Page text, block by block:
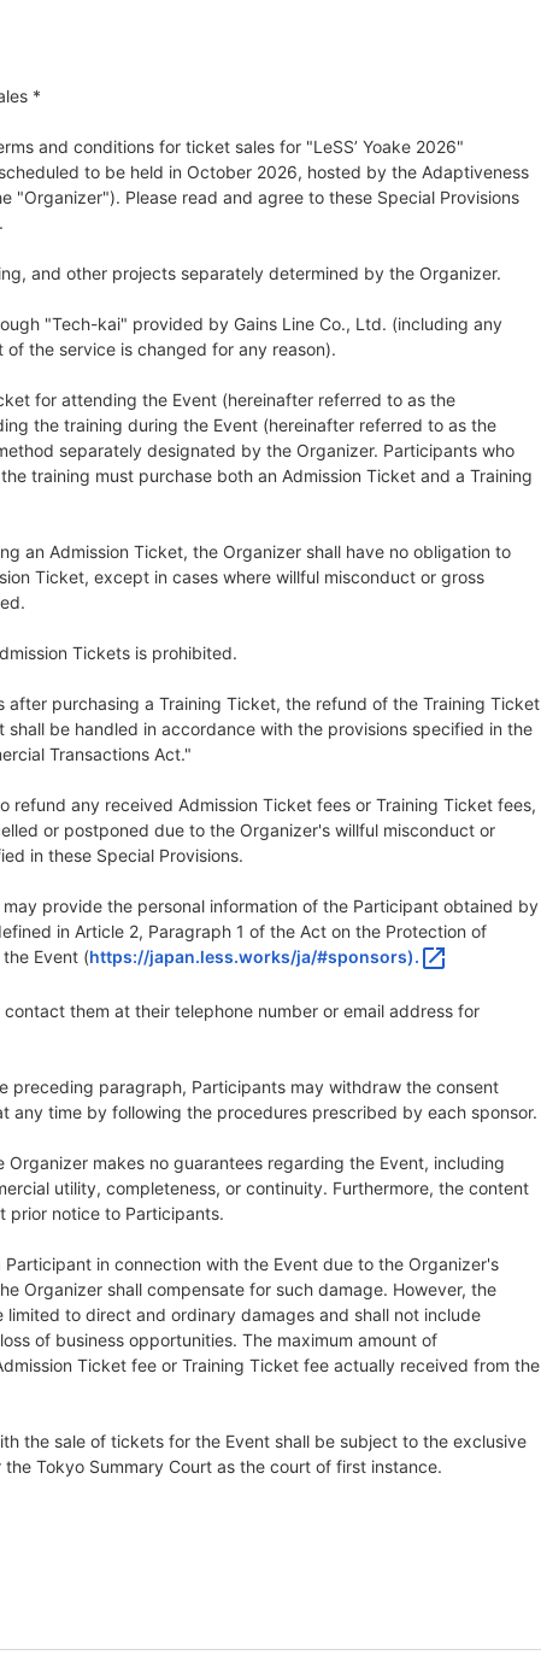
*
and conditions for ticket sales for "LeSS’ Yoake 2026"
to be held in October 2026, hosted by the Adaptiveness
"Organizer"). Please read and agree to these Special Provisions
and other projects separately determined by the Organizer.
"Tech-kai" provided by Gains Line Co., Ltd. (including any
the service is changed for any reason).
for attending the Event (hereinafter referred to as the
the training during the Event (hereinafter referred to as the
separately designated by the Organizer. Participants who
training must purchase both an Admission Ticket and a Training
an Admission Ticket, the Organizer shall have no obligation to
Ticket, except in cases where willful misconduct or gross
Tickets is prohibited.
purchasing a Training Ticket, the refund of the Training Ticket
be handled in accordance with the provisions specified in the
Transactions Act."
refund any received Admission Ticket fees or Training Ticket fees,
or postponed due to the Organizer's willful misconduct or
in these Special Provisions.
provide the personal information of the Participant obtained by
in Article 2, Paragraph 1 of the Act on the Protection of
Event (https://japan.less.works/ja/#sponsors). open_in_new
them at their telephone number or email address for
preceding paragraph, Participants may withdraw the consent
any time by following the procedures prescribed by each sponsor.
Organizer makes no guarantees regarding the Event, including
utility, completeness, or continuity. Furthermore, the content
prior notice to Participants.
in connection with the Event due to the Organizer's
Organizer shall compensate for such damage. However, the
to direct and ordinary damages and shall not include
of business opportunities. The maximum amount of
Ticket fee or Training Ticket fee actually received from the
the sale of tickets for the Event shall be subject to the exclusive
Tokyo Summary Court as the court of first instance.